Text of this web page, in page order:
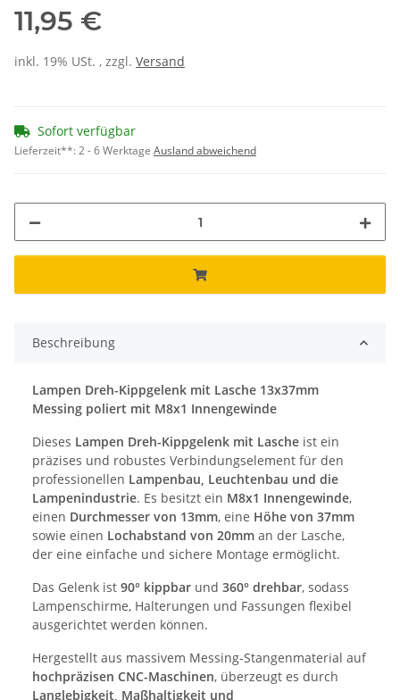
11,95 €
inkl. 19% USt. , zzgl. Versand
Sofort verfügbar
Lieferzeit**:2 - 6 Werktage Ausland abweichend
Beschreibung
Lampen Dreh-Kippgelenk mit Lasche 13x37mm
Messing poliert mit M8x1 Innengewinde
Dieses Lampen Dreh-Kippgelenk mit Lasche ist ein
präzises und robustes Verbindungselement für den
professionellen Lampenbau, Leuchtenbau und die
Lampenindustrie. Es besitzt ein M8x1 Innengewinde,
einen Durchmesser von 13mm, eine Höhe von 37mm
sowie einen Lochabstand von 20mm an der Lasche,
der eine einfache und sichere Montage ermöglicht.
Das Gelenk ist 90° kippbar und 360° drehbar, sodass
Lampenschirme, Halterungen und Fassungen flexibel
ausgerichtet werden können.
Hergestellt aus massivem Messing-Stangenmaterial auf
hochpräzisen CNC-Maschinen, überzeugt es durch
Langlebigkeit, Maßhaltigkeit und